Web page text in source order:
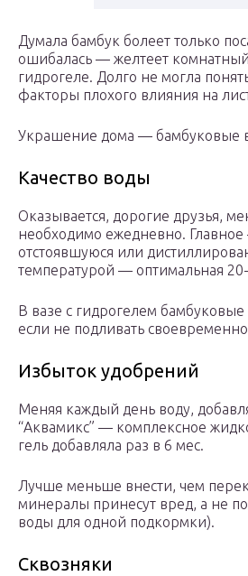
Думала бамбук болеет только
ошибалась — желтеет
гидрогеле. Долго не могла
факторы плохого влияния на
Украшение дома — бамбуковые
Качество воды
Оказывается, дорогие друзья,
необходимо ежедневно. Главное
отстоявшуюся или
температурой — оптимальная
В вазе с гидрогелем
если не подливать
Избыток удобрений
Меняя каждый день воду,
“Аквамикс” — комплексное
гель добавляла раз в 6 мес.
Лучше меньше внести, чем
минералы принесут вред, а не
воды для одной подкормки).
Сквозняки